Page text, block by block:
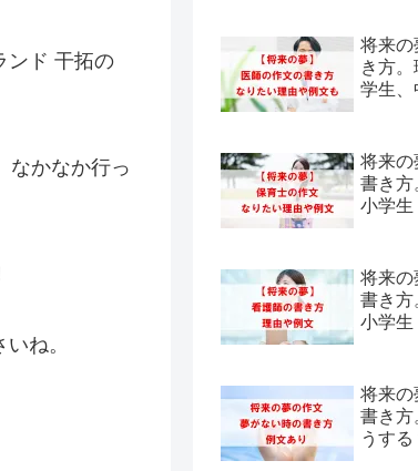
ンド 干拓の
なかなか行っ
ね。
将来
き方
学生
将来
書き方
小学
将来
書き方
小学
将来
書き
うす